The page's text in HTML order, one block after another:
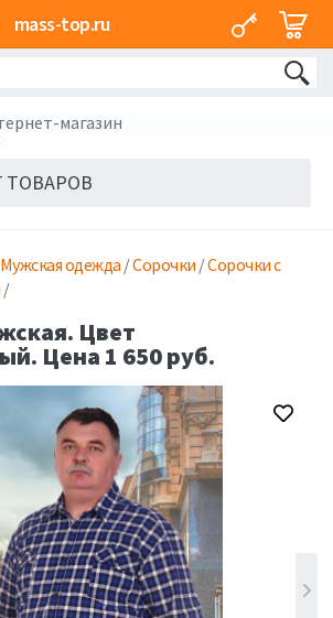
mass-top.ru
магазин
ТОВАРОВ
Мужская одежда /Сорочки /Сорочки с
/
Цвет
Цена 1 650 руб.